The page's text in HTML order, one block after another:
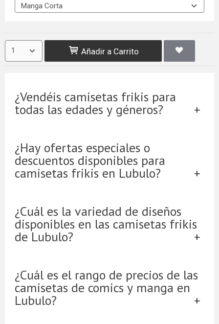
Añadir a Carrito
¿Vendéis camisetas frikis para
todas las edades y géneros?
¿Hay ofertas especiales o
descuentos disponibles para
camisetas frikis en Lubulo?
¿Cuál es la variedad de diseños
disponibles en las camisetas frikis
de Lubulo?
¿Cuál es el rango de precios de las
camisetas de comics y manga en
Lubulo?